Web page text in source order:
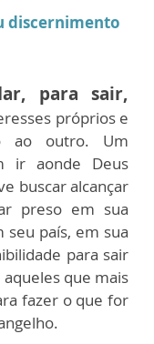
discernimento
para sair,
próprios e
ao outro. Um
ir aonde Deus
buscar alcançar
preso em sua
seu país, em sua
para sair
que mais
fazer o que for